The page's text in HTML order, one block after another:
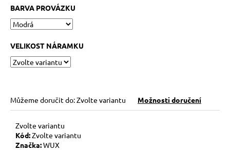
BARVA PROVÁZKU
VELIKOST NÁRAMKU
Můžeme doručit do:Zvolte variantu Možnosti doručení
Zvolte variantu
Kód:Zvolte variantu
Značka:WUX
o
r
u
č
u
j
e
HEMATITOVÉ
SRDÍČKO